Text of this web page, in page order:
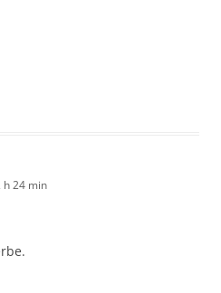
h 24 min